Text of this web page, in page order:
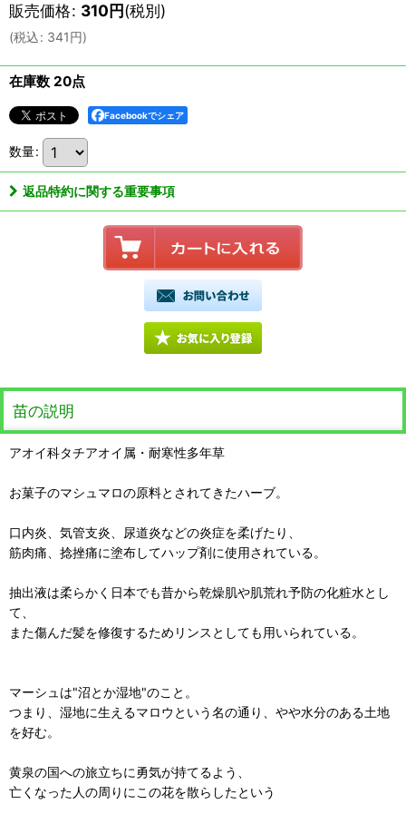
販売価格: 310円(税別)
(税込: 341円)
在庫数 20点
Facebookでシェア
数量:
返品特約に関する重要事項
苗の説明
アオイ科タチアオイ属・耐寒性多年草
お菓子のマシュマロの原料とされてきたハーブ。
口内炎、気管支炎、尿道炎などの炎症を柔げたり、
筋肉痛、捻挫痛に塗布してハップ剤に使用されている。
抽出液は柔らかく日本でも昔から乾燥肌や肌荒れ予防の化粧水とし
て、
また傷んだ髪を修復するためリンスとしても用いられている。
マーシュは"沼とか湿地"のこと。
つまり、湿地に生えるマロウという名の通り、やや水分のある土地
を好む。
黄泉の国への旅立ちに勇気が持てるよう、
亡くなった人の周りにこの花を散らしたという